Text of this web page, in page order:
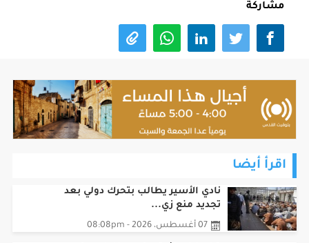
مشاركة
اقرأ أيضا
نادي الأسير يطالب بتحرك دولي بعد
تجديد منع زي...
07 أغسطس، 2026 - 08:08pm